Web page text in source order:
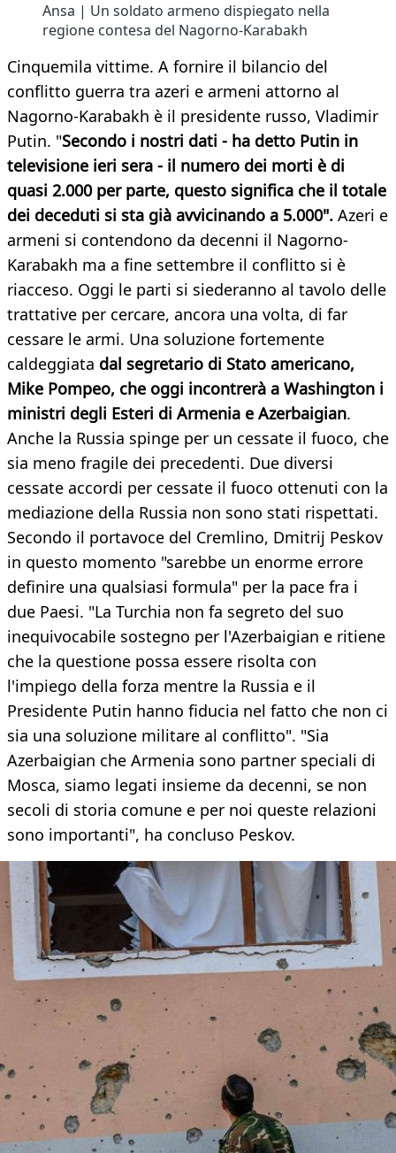
Ansa | Un soldato armeno dispiegato nella
regione contesa del Nagorno-Karabakh
Cinquemila vittime. A fornire il bilancio del
conflitto guerra tra azeri e armeni attorno al
Nagorno-Karabakh è il presidente russo, Vladimir
Putin. "Secondo i nostri dati - ha detto Putin in
televisione ieri sera - il numero dei morti è di
quasi 2.000 per parte, questo significa che il totale
dei deceduti si sta già avvicinando a 5.000". Azeri e
armeni si contendono da decenni il Nagorno-
Karabakh ma a fine settembre il conflitto si è
riacceso. Oggi le parti si siederanno al tavolo delle
trattative per cercare, ancora una volta, di far
cessare le armi. Una soluzione fortemente
caldeggiata dal segretario di Stato americano,
Mike Pompeo, che oggi incontrerà a Washington i
ministri degli Esteri di Armenia e Azerbaigian.
Anche la Russia spinge per un cessate il fuoco, che
sia meno fragile dei precedenti. Due diversi
cessate accordi per cessate il fuoco ottenuti con la
mediazione della Russia non sono stati rispettati.
Secondo il portavoce del Cremlino, Dmitrij Peskov
in questo momento "sarebbe un enorme errore
definire una qualsiasi formula" per la pace fra i
due Paesi. "La Turchia non fa segreto del suo
inequivocabile sostegno per l'Azerbaigian e ritiene
che la questione possa essere risolta con
l'impiego della forza mentre la Russia e il
Presidente Putin hanno fiducia nel fatto che non ci
sia una soluzione militare al conflitto". "Sia
Azerbaigian che Armenia sono partner speciali di
Mosca, siamo legati insieme da decenni, se non
secoli di storia comune e per noi queste relazioni
sono importanti", ha concluso Peskov.